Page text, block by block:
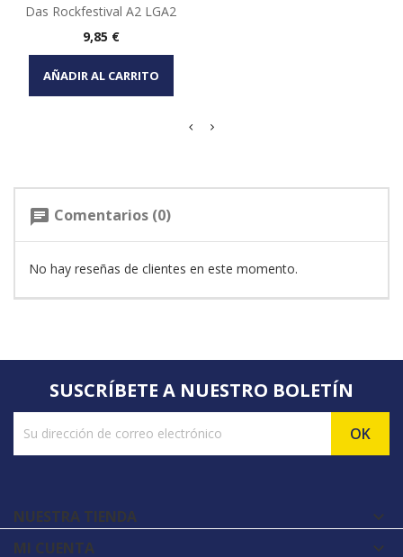
Das Rockfestival A2 LGA2
Precio
9,85 €
AÑADIR AL CARRITO
chat Comentarios (0)
No hay reseñas de clientes en este momento.
SUSCRÍBETE A NUESTRO BOLETÍN
NUESTRA TIENDA 
MI CUENTA 